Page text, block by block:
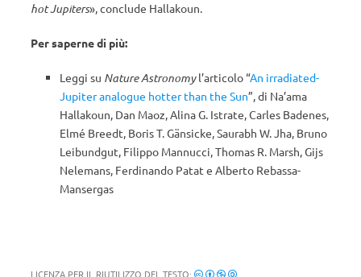
hot Jupiters», conclude Hallakoun.
Per saperne di più:
Leggi su Nature Astronomyl’articolo “An irradiated-
Jupiter analogue hotter than the Sun”, di Na’ama
Hallakoun, Dan Maoz, Alina G. Istrate, Carles Badenes,
Elmé Breedt, Boris T. Gänsicke, Saurabh W. Jha, Bruno
Leibundgut, Filippo Mannucci, Thomas R. Marsh, Gijs
Nelemans, Ferdinando Patat e Alberto Rebassa-
Mansergas
LICENZA PER IL RIUTILIZZO DEL TESTO: